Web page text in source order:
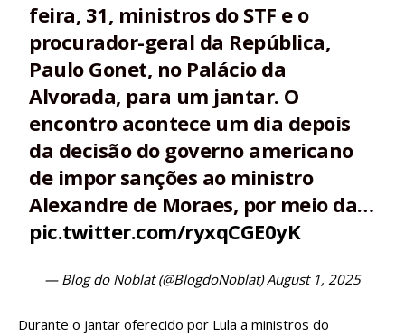
feira, 31, ministros do STF e o
procurador-geral da República,
Paulo Gonet, no Palácio da
Alvorada, para um jantar. O
encontro acontece um dia depois
da decisão do governo americano
de impor sanções ao ministro
Alexandre de Moraes, por meio da…
pic.twitter.com/ryxqCGE0yK
— Blog do Noblat (@BlogdoNoblat)August 1, 2025
Durante o jantar oferecido por Lula a ministros do